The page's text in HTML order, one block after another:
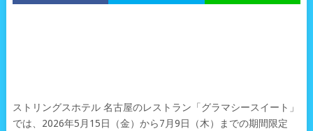
ストリングスホテル 名古屋のレストラン「グラマシースイート」
では、2026年5月15日（金）から7月9日（木）までの期間限定